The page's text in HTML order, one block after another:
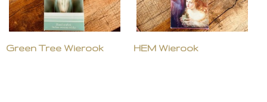
Green Tree Wierook HEM Wierook